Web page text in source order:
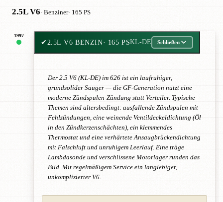
2.5L V6· Benziner· 165 PS
1997
✔ 2.5L V6 BENZIN· 165 PSKL-DE Schließen
Der 2.5 V6 (KL-DE) im 626 ist ein laufruhiger,
grundsolider Sauger — die GF-Generation nutzt eine
moderne Zündspulen-Zündung statt Verteiler. Typische
Themen sind altersbedingt: ausfallende Zündspulen mit
Fehlzündungen, eine weinende Ventildeckeldichtung (Öl
in den Zündkerzenschächten), ein klemmendes
Thermostat und eine verhärtete Ansaugbrückendichtung
mit Falschluft und unruhigem Leerlauf. Eine träge
Lambdasonde und verschlissene Motorlager runden das
Bild. Mit regelmäßigem Service ein langlebiger,
unkomplizierter V6.